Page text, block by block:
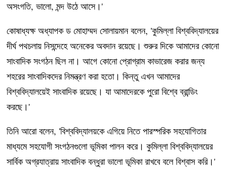
অসংগতি, ভালো, মন্দ উঠে আসে।'
কোষাধ্যক্ষ অধ্যাপক ড মোহাম্মদ সোলায়মান বলেন, 'কুমিল্লা বিশ্ববিদ্যালয়ের
দীর্ঘ পথচলায় নিসন্দেহে অনেকের অবদান রয়েছে। শুরুর দিকে আমাদের কোনো
সাংবাদিক সংগঠন ছিল না। আগে কোনো প্রোগ্রাম কাভারেজ করার জন্য
শহরের সাংবাদিকদের নিমন্ত্রণ করা হতো। কিন্তু এখন আমাদের
বিশ্ববিদ্যালয়েই সাংবাদিক রয়েছে। যা আমাদেরকে পুরো বিশ্বে ব্রান্ডিং
করছে।'
তিনি আরো বলেন, 'বিশ্ববিদ্যালয়কে এগিয়ে নিতে পারস্পরিক সহযোগিতার
মাধ্যমে সহযোগী সংগঠনগুলো ভূমিকা পালন করে। কুমিল্লা বিশ্ববিদ্যালয়ের
সার্বিক অগ্রযাত্রায় সাংবাদিক বন্ধুরা ভালো ভূমিকা রাখবে বলে বিশ্বাস করি।'